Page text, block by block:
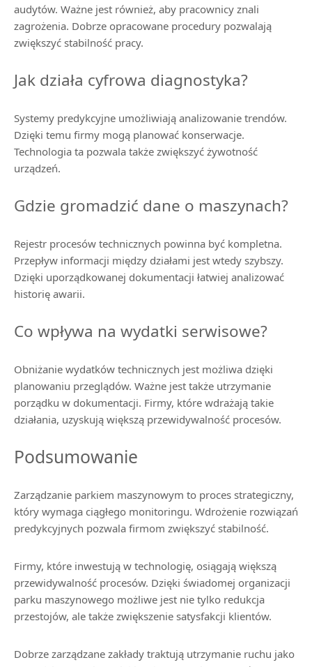
audytów. Ważne jest również, aby pracownicy znali
zagrożenia. Dobrze opracowane procedury pozwalają
zwiększyć stabilność pracy.
Jak działa cyfrowa diagnostyka?
Systemy predykcyjne umożliwiają analizowanie trendów.
Dzięki temu firmy mogą planować konserwacje.
Technologia ta pozwala także zwiększyć żywotność
urządzeń.
Gdzie gromadzić dane o maszynach?
Rejestr procesów technicznych powinna być kompletna.
Przepływ informacji między działami jest wtedy szybszy.
Dzięki uporządkowanej dokumentacji łatwiej analizować
historię awarii.
Co wpływa na wydatki serwisowe?
Obniżanie wydatków technicznych jest możliwa dzięki
planowaniu przeglądów. Ważne jest także utrzymanie
porządku w dokumentacji. Firmy, które wdrażają takie
działania, uzyskują większą przewidywalność procesów.
Podsumowanie
Zarządzanie parkiem maszynowym to proces strategiczny,
który wymaga ciągłego monitoringu. Wdrożenie rozwiązań
predykcyjnych pozwala firmom zwiększyć stabilność.
Firmy, które inwestują w technologię, osiągają większą
przewidywalność procesów. Dzięki świadomej organizacji
parku maszynowego możliwe jest nie tylko redukcja
przestojów, ale także zwiększenie satysfakcji klientów.
Dobrze zarządzane zakłady traktują utrzymanie ruchu jako